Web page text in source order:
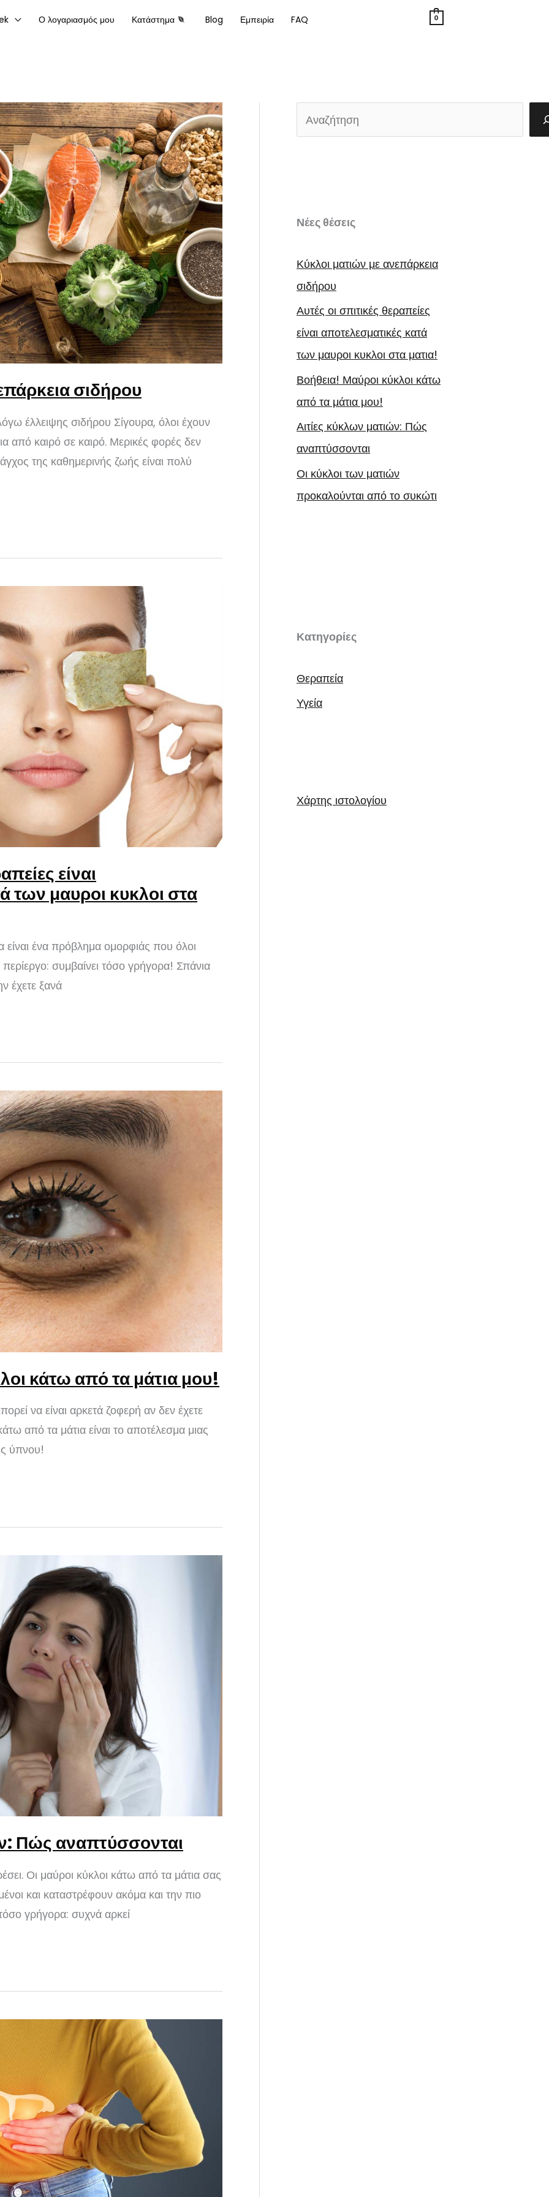
Ο λογαριασμός μου Κατάστημα Blog Εμπειρία FAQ 0
σιδήρου
έλλειψης σιδήρου Σίγουρα, όλοι έχουν
από καιρό σε καιρό. Μερικές φορές δεν
της καθημερινής ζωής είναι πολύ
είναι
των μαυροι κυκλοι στα
είναι ένα πρόβλημα ομορφιάς που όλοι
συμβαίνει τόσο γρήγορα! Σπάνια
έχετε ξανά
κάτω από τα μάτια μου!
να είναι αρκετά ζοφερή αν δεν έχετε
από τα μάτια είναι το αποτέλεσμα μιας
ύπνου!
Πώς αναπτύσσονται
Οι μαύροι κύκλοι κάτω από τα μάτια σας
και καταστρέφουν ακόμα και την πιο
γρήγορα: συχνά αρκεί
ν
τ
σ
η
Νέες θέσεις
Κύκλοι ματιών με ανεπάρκεια
σιδήρου
Αυτές οι σπιτικές θεραπείες
είναι αποτελεσματικές κατά
των μαυροι κυκλοι στα ματια!
Βοήθεια! Μαύροι κύκλοι κάτω
από τα μάτια μου!
Αιτίες κύκλων ματιών: Πώς
αναπτύσσονται
Οι κύκλοι των ματιών
προκαλούνται από το συκώτι
Κατηγορίες
Θεραπεία
Υγεία
Χάρτης ιστολογίου